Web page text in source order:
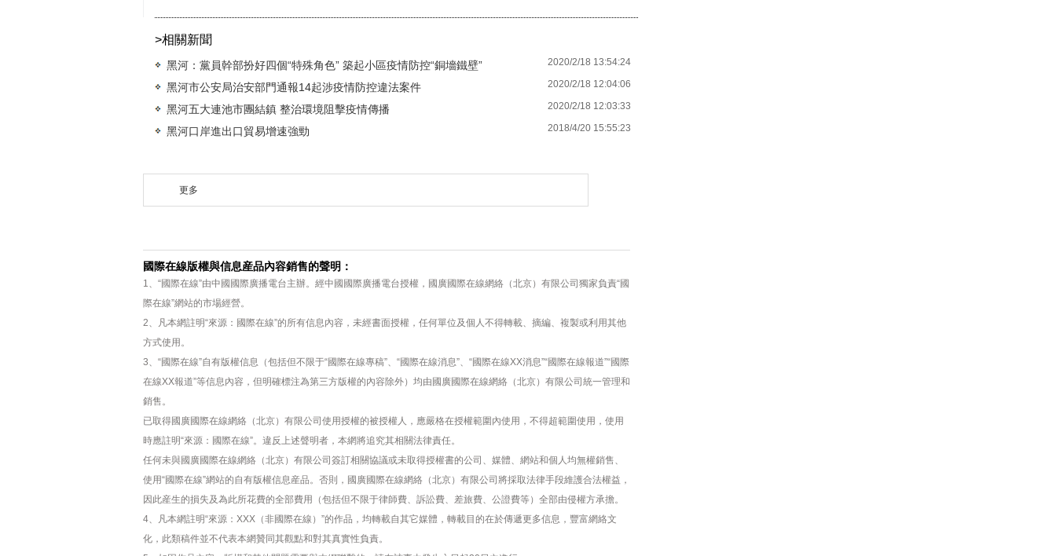
>相關新聞
黑河：黨員幹部扮好四個“特殊角色” 築起小區疫情防控“銅墻鐵壁” 2020/2/18 13:54:24
黑河市公安局治安部門通報14起涉疫情防控違法案件 2020/2/18 12:04:06
黑河五大連池市團結鎮 整治環境阻擊疫情傳播 2020/2/18 12:03:33
黑河口岸進出口貿易增速強勁 2018/4/20 15:55:23
更多
國際在線版權與信息産品內容銷售的聲明：
1、“國際在線”由中國國際廣播電台主辦。經中國國際廣播電台授權，國廣國際在線網絡（北京）有限公司獨家負責“國
際在線”網站的市場經營。
2、凡本網註明“來源：國際在線”的所有信息內容，未經書面授權，任何單位及個人不得轉載、摘編、複製或利用其他
方式使用。
3、“國際在線”自有版權信息（包括但不限于“國際在線專稿”、“國際在線消息”、“國際在線XX消息”“國際在線報道”“國際
在線XX報道”等信息內容，但明確標注為第三方版權的內容除外）均由國廣國際在線網絡（北京）有限公司統一管理和
銷售。
已取得國廣國際在線網絡（北京）有限公司使用授權的被授權人，應嚴格在授權範圍內使用，不得超範圍使用，使用
時應註明“來源：國際在線”。違反上述聲明者，本網將追究其相關法律責任。
任何未與國廣國際在線網絡（北京）有限公司簽訂相關協議或未取得授權書的公司、媒體、網站和個人均無權銷售、
使用“國際在線”網站的自有版權信息産品。否則，國廣國際在線網絡（北京）有限公司將採取法律手段維護合法權益，
因此産生的損失及為此所花費的全部費用（包括但不限于律師費、訴訟費、差旅費、公證費等）全部由侵權方承擔。
4、凡本網註明“來源：XXX（非國際在線）”的作品，均轉載自其它媒體，轉載目的在於傳遞更多信息，豐富網絡文
化，此類稿件並不代表本網贊同其觀點和對其真實性負責。